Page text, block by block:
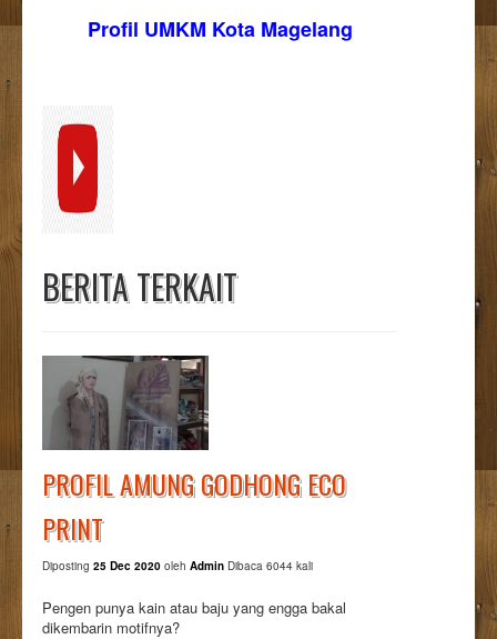
Profil UMKM Kota Magelang
BERITA TERKAIT
PROFIL AMUNG GODHONG ECO
PRINT
Diposting 25 Dec 2020 oleh Admin Dibaca 6044 kali
Pengen punya kain atau baju yang engga bakal
dikembarin motifnya?